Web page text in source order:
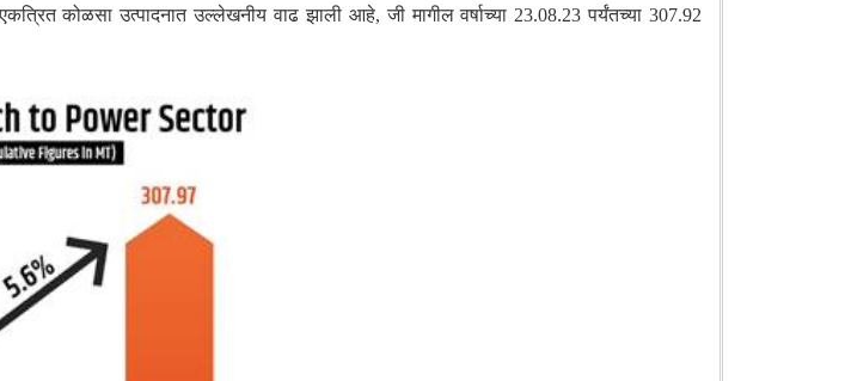
कोळसा उत्पादनात उल्लेखनीय वाढ झाली आहे,जी मागील वर्षाच्या23.08.23 पर्यंतच्या307.92